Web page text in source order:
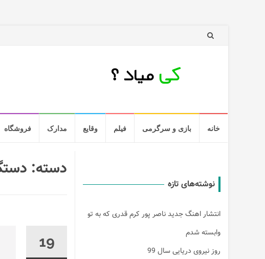
کردن
مطلب
خانه بازی و سرگرمی فیلم وقایع مدارک فروشگاه
دسته:
19
نوشته‌های تازه
انتشار اهنگ جدید ناصر پور کرم قدری که به تو
وابسته شدم
روز نیروی دریایی سال 99